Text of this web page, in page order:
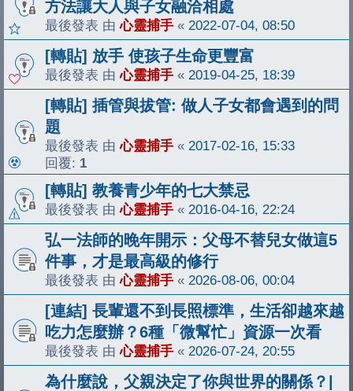
方法讓大人與子女融洽相處
最後發表 由心靈捕手 « 2022-07-04, 08:50
[轉貼] 放手 使孩子生命更豐富
最後發表 由心靈捕手 « 2019-04-25, 18:39
[轉貼] 插管與拔管: 做人子女都會遇到的問
題
最後發表 由心靈捕手 « 2017-02-16, 15:33
回覆: 1
[轉貼] 教養青少年的七大禁忌
最後發表 由心靈捕手 « 2016-04-16, 22:24
弘一法師的晚年開示：父母不替兒女做這5
件事，才是最高級的修行
最後發表 由心靈捕手 « 2026-08-06, 00:04
[連結] 長輩還不到長照標準，生活卻越來越
吃力怎麼辦？6種「微幫忙」資源一次看
最後發表 由心靈捕手 « 2026-07-24, 20:55
為什麼說，父親決定了你與世界的關係？|